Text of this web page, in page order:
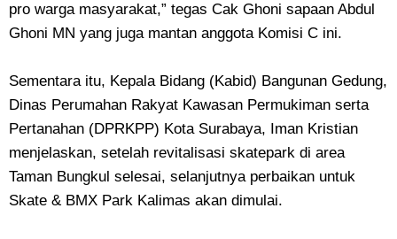
pro warga masyarakat,” tegas Cak Ghoni sapaan Abdul
Ghoni MN yang juga mantan anggota Komisi C ini.
Sementara itu, Kepala Bidang (Kabid) Bangunan Gedung,
Dinas Perumahan Rakyat Kawasan Permukiman serta
Pertanahan (DPRKPP) Kota Surabaya, Iman Kristian
menjelaskan, setelah revitalisasi skatepark di area
Taman Bungkul selesai, selanjutnya perbaikan untuk
Skate & BMX Park Kalimas akan dimulai.